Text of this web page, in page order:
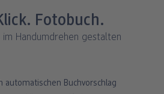
Fotobuch.
im Handumdrehen gestalten
automatischen Buchvorschlag